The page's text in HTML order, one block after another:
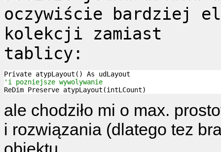
oczywiście bardziej
kolekcji zamiast
tablicy:
'i pozniejsze wywolywanie
ale chodziło mi o max.
i rozwiązania (dlatego tez